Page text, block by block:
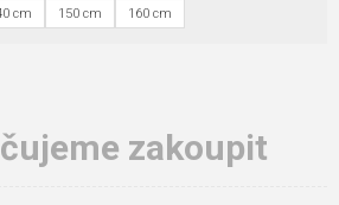
cm 150 cm 160 cm
zakoupit